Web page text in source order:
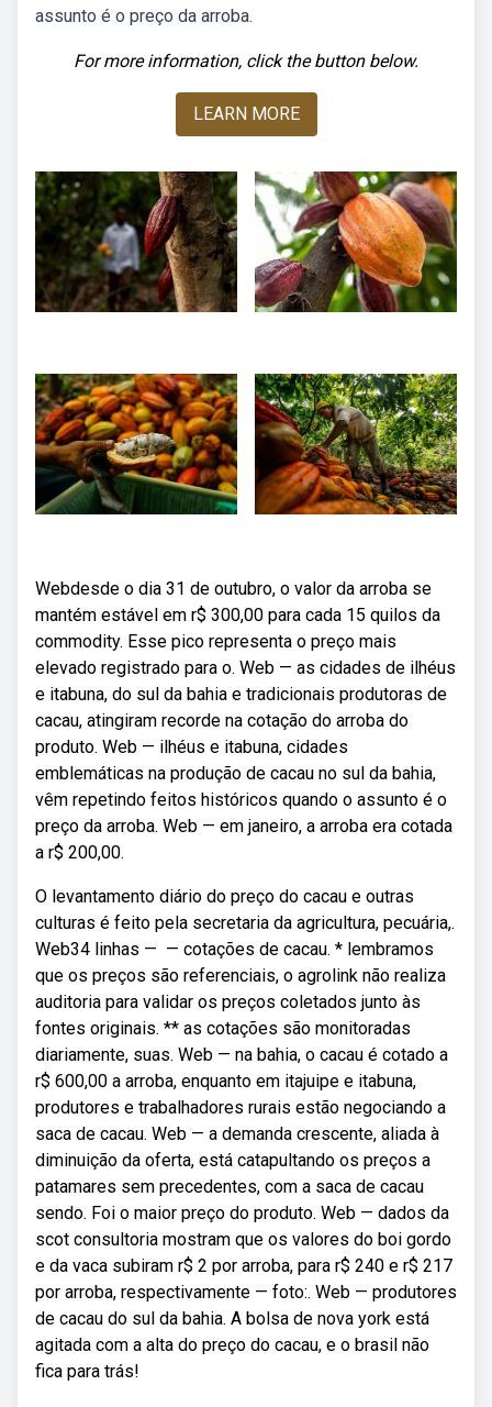
assunto é o preço da arroba.
For more information, click the button below.
LEARN MORE
Webdesde o dia 31 de outubro, o valor da arroba se
mantém estável em r$ 300,00 para cada 15 quilos da
commodity. Esse pico representa o preço mais
elevado registrado para o. Web — as cidades de ilhéus
e itabuna, do sul da bahia e tradicionais produtoras de
cacau, atingiram recorde na cotação do arroba do
produto. Web — ilhéus e itabuna, cidades
emblemáticas na produção de cacau no sul da bahia,
vêm repetindo feitos históricos quando o assunto é o
preço da arroba. Web — em janeiro, a arroba era cotada
a r$ 200,00.
O levantamento diário do preço do cacau e outras
culturas é feito pela secretaria da agricultura, pecuária,.
Web34 linhas — — cotações de cacau. * lembramos
que os preços são referenciais, o agrolink não realiza
auditoria para validar os preços coletados junto às
fontes originais. ** as cotações são monitoradas
diariamente, suas. Web — na bahia, o cacau é cotado a
r$ 600,00 a arroba, enquanto em itajuipe e itabuna,
produtores e trabalhadores rurais estão negociando a
saca de cacau. Web — a demanda crescente, aliada à
diminuição da oferta, está catapultando os preços a
patamares sem precedentes, com a saca de cacau
sendo. Foi o maior preço do produto. Web — dados da
scot consultoria mostram que os valores do boi gordo
e da vaca subiram r$ 2 por arroba, para r$ 240 e r$ 217
por arroba, respectivamente — foto:. Web — produtores
de cacau do sul da bahia. A bolsa de nova york está
agitada com a alta do preço do cacau, e o brasil não
fica para trás!